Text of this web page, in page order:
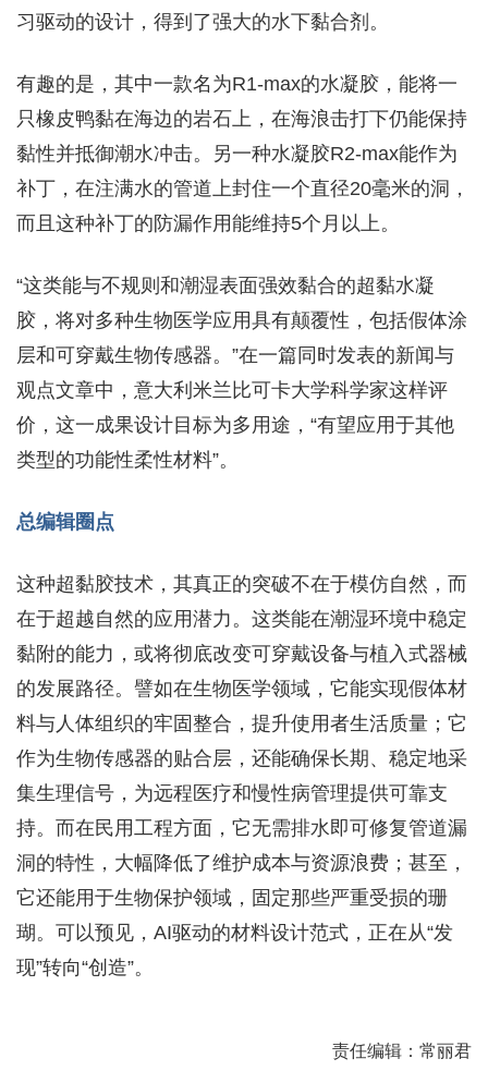
习驱动的设计，得到了强大的水下黏合剂。
有趣的是，其中一款名为R1-max的水凝胶，能将一
只橡皮鸭黏在海边的岩石上，在海浪击打下仍能保持
黏性并抵御潮水冲击。另一种水凝胶R2-max能作为
补丁，在注满水的管道上封住一个直径20毫米的洞，
而且这种补丁的防漏作用能维持5个月以上。
“这类能与不规则和潮湿表面强效黏合的超黏水凝
胶，将对多种生物医学应用具有颠覆性，包括假体涂
层和可穿戴生物传感器。”在一篇同时发表的新闻与
观点文章中，意大利米兰比可卡大学科学家这样评
价，这一成果设计目标为多用途，“有望应用于其他
类型的功能性柔性材料”。
总编辑圈点
这种超黏胶技术，其真正的突破不在于模仿自然，而
在于超越自然的应用潜力。这类能在潮湿环境中稳定
黏附的能力，或将彻底改变可穿戴设备与植入式器械
的发展路径。譬如在生物医学领域，它能实现假体材
料与人体组织的牢固整合，提升使用者生活质量；它
作为生物传感器的贴合层，还能确保长期、稳定地采
集生理信号，为远程医疗和慢性病管理提供可靠支
持。而在民用工程方面，它无需排水即可修复管道漏
洞的特性，大幅降低了维护成本与资源浪费；甚至，
它还能用于生物保护领域，固定那些严重受损的珊
瑚。可以预见，AI驱动的材料设计范式，正在从“发
现”转向“创造”。
责任编辑：常丽君